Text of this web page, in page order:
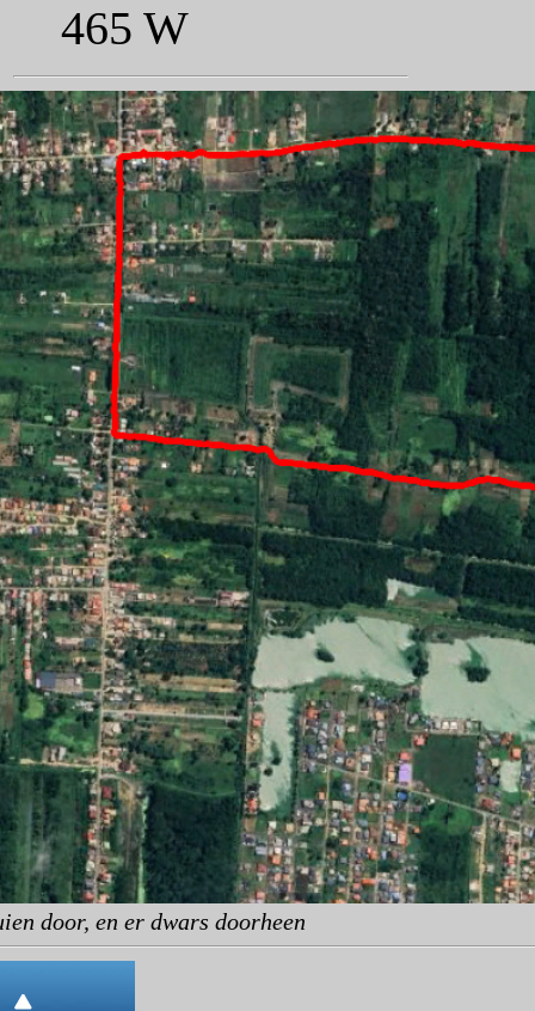
465 W
door, en er dwars doorheen